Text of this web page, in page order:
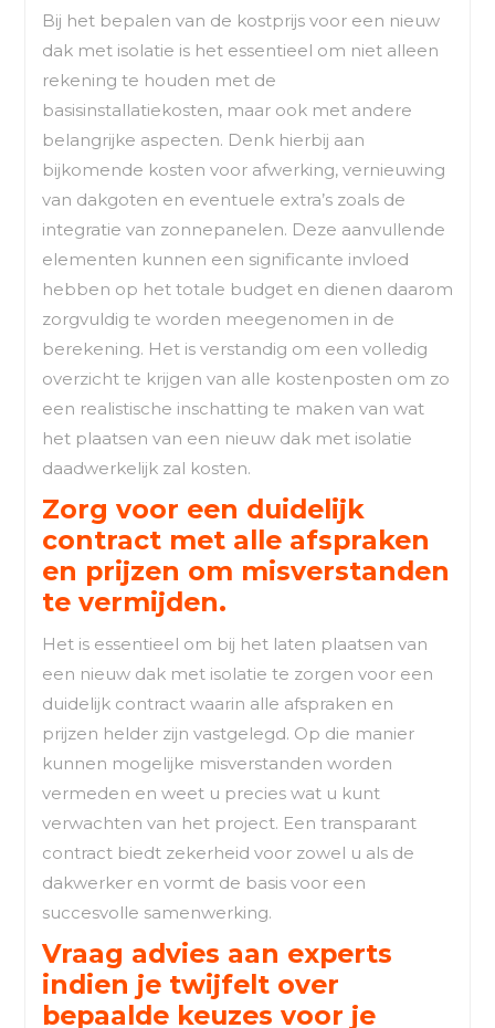
Bij het bepalen van de kostprijs voor een nieuw
dak met isolatie is het essentieel om niet alleen
rekening te houden met de
basisinstallatiekosten, maar ook met andere
belangrijke aspecten. Denk hierbij aan
bijkomende kosten voor afwerking, vernieuwing
van dakgoten en eventuele extra’s zoals de
integratie van zonnepanelen. Deze aanvullende
elementen kunnen een significante invloed
hebben op het totale budget en dienen daarom
zorgvuldig te worden meegenomen in de
berekening. Het is verstandig om een volledig
overzicht te krijgen van alle kostenposten om zo
een realistische inschatting te maken van wat
het plaatsen van een nieuw dak met isolatie
daadwerkelijk zal kosten.
Zorg voor een duidelijk
contract met alle afspraken
en prijzen om misverstanden
te vermijden.
Het is essentieel om bij het laten plaatsen van
een nieuw dak met isolatie te zorgen voor een
duidelijk contract waarin alle afspraken en
prijzen helder zijn vastgelegd. Op die manier
kunnen mogelijke misverstanden worden
vermeden en weet u precies wat u kunt
verwachten van het project. Een transparant
contract biedt zekerheid voor zowel u als de
dakwerker en vormt de basis voor een
succesvolle samenwerking.
Vraag advies aan experts
indien je twijfelt over
bepaalde keuzes voor je